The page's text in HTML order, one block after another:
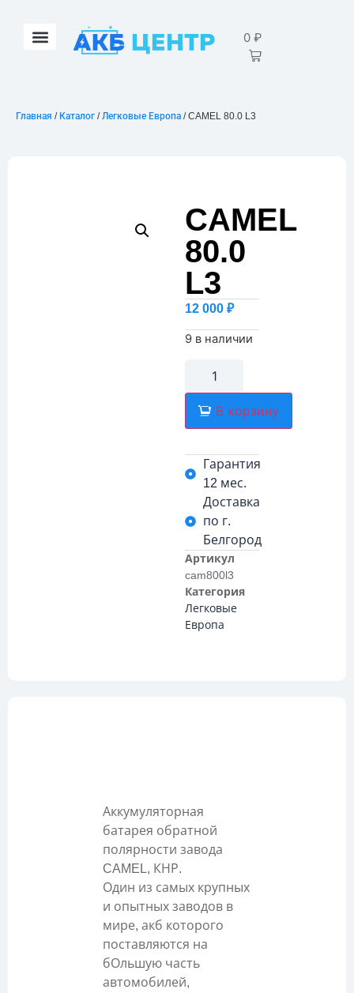
0₽
Главная / Каталог /Легковые Европа / CAMEL 80.0 L3
CAMEL
80.0
L3
12 000 ₽
9 в наличии
В корзину
Гарантия
12 мес.
Доставка
по г.
Белгород
Артикул
cam800l3
Категория
Легковые
Европа
Аккумуляторная
батарея обратной
полярности завода
CAMEL, КНР.
Один из самых крупных
и опытных заводов в
мире, акб которого
поставляются на
бОльшую часть
автомобилей,